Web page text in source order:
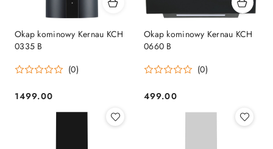
Okap kominowy Kernau KCH
0335 B
(0)
Cena:
1499.00
Okap kominowy Kernau KCH
0660 B
(0)
Cena:
499.00